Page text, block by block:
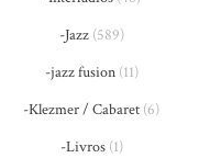
-Jazz(589)
-jazz fusion(11)
-Klezmer / Cabaret (6)
-Livros(1)